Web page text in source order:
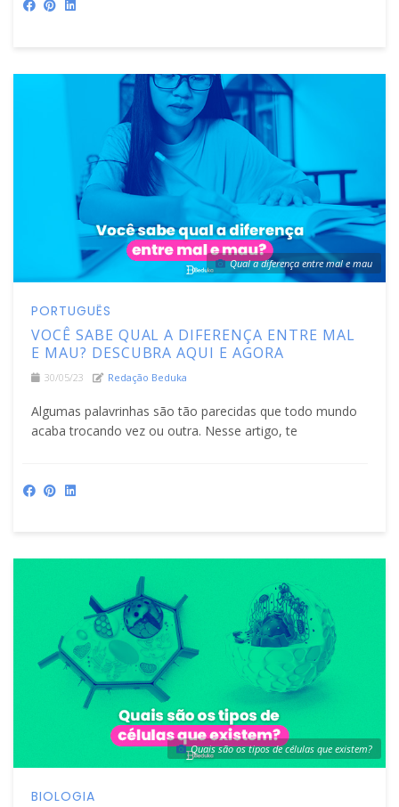
Qual a diferença entre mal e mau
PORTUGUÊS
VOCÊ SABE QUAL A DIFERENÇA ENTRE MAL
E MAU? DESCUBRA AQUI E AGORA
30/05/23 Redação Beduka
Algumas palavrinhas são tão parecidas que todo mundo
acaba trocando vez ou outra. Nesse artigo, te
Quais são os tipos de células que existem?
BIOLOGIA